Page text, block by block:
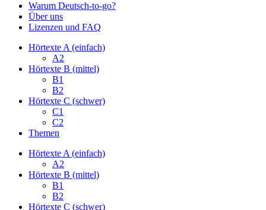
Warum Deutsch-to-go?
Über uns
Lizenzen und FAQ
Hörtexte A (einfach)
A2
Hörtexte B (mittel)
B1
B2
Hörtexte C (schwer)
C1
C2
Themen
Hörtexte A (einfach)
A2
Hörtexte B (mittel)
B1
B2
Hörtexte C (schwer)